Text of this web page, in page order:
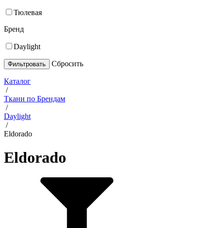
Тюлевая
Бренд
Daylight
Cбросить
Каталог
/
Ткани по Брендам
/
Daylight
/
Eldorado
Eldorado